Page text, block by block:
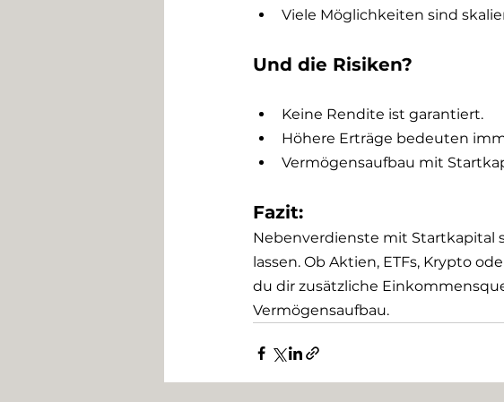
Viele Möglichkeiten sind
Und die Risiken?
Keine Rendite ist garantiert.
Höhere Erträge bedeuten
Vermögensaufbau mit
Fazit:
Nebenverdienste mit Startkapital
lassen. Ob Aktien, ETFs, Krypto
du dir zusätzliche
Vermögensaufbau.